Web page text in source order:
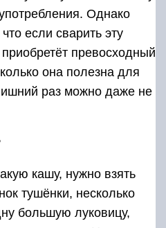
Однако
если сварить эту
превосходный
она полезна для
раз можно даже не
кашу, нужно взять
тушёнки, несколько
большую луковицу,